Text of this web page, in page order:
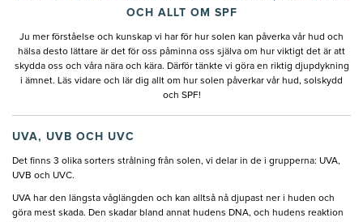
OCH ALLT OM SPF
Ju mer förståelse och kunskap vi har för hur solen kan påverka vår hud och
hälsa desto lättare är det för oss påminna oss själva om hur viktigt det är att
skydda oss och våra nära och kära. Därför tänkte vi göra en riktig djupdykning
i ämnet. Läs vidare och lär dig allt om hur solen påverkar vår hud, solskydd
och SPF!
UVA, UVB OCH UVC
Det finns 3 olika sorters strålning från solen, vi delar in de i grupperna: UVA,
UVB och UVC.
UVA har den längsta våglängden och kan alltså nå djupast ner i huden och
göra mest skada. Den skadar bland annat hudens DNA, och hudens reaktion